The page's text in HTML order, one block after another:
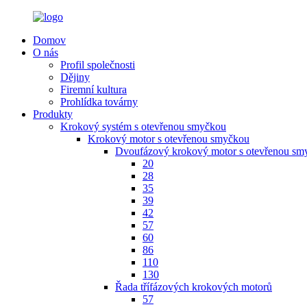
Domov
O nás
Profil společnosti
Dějiny
Firemní kultura
Prohlídka továrny
Produkty
Krokový systém s otevřenou smyčkou
Krokový motor s otevřenou smyčkou
Dvoufázový krokový motor s otevřenou
20
28
35
39
42
57
60
86
110
130
Řada třífázových krokových motorů
57